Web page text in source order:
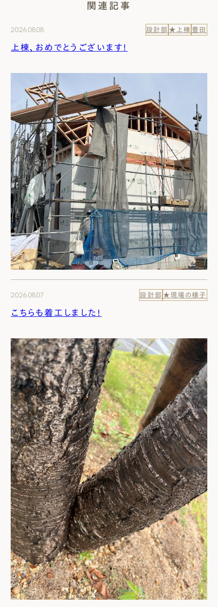
関連記事
2026.08.08 設計部 ★上棟 豊田
上棟、おめでとうございます！
2026.08.07 設計部 ★現場の様子
こちらも着工しました！